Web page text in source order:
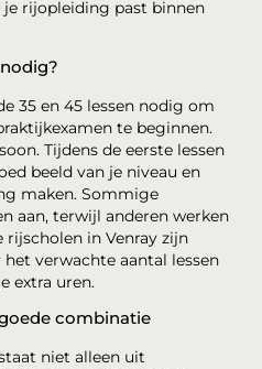
rijopleiding past binnen
35 en 45 lessen nodig om
te beginnen.
Tijdens de eerste lessen
beeld van je niveau en
maken. Sommige
aan, terwijl anderen werken
rijscholen in Venray zijn
verwachte aantal lessen
extra uren.
combinatie
niet alleen uit